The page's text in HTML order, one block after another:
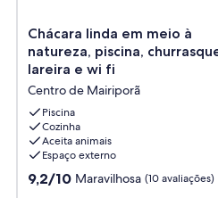
Chácara
linda
em
meio
à
natureza,
piscina,
churrasqueira,
lareira
e
Chácara linda em meio à
natureza, piscina,
lareira e wi fi
Centro de Mairiporã
Piscina
Cozinha
Aceita animais
Espaço externo
9.2
9,2/10 Maravilhosa (10 avaliações)